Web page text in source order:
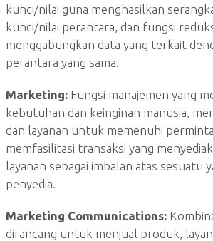
kunci/nilai guna menghasilkan
kunci/nilai perantara, dan fungsi
menggabungkan data yang terkait
perantara yang sama.
Marketing: Fungsi manajemen yang
kebutuhan dan keinginan manusia,
dan layanan untuk memenuhi
memfasilitasi transaksi yang
layanan sebagai imbalan atas sesuatu
penyedia.
Marketing Communications:
dirancang untuk menjual produk,